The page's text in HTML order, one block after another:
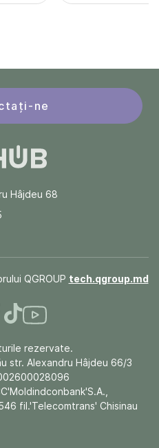
ne
Hâjdeu 68
QGROUP tech.qgroup.md
rezervate.
str. Alexandru Hâjdeu 66/3
fil.'Telecomtrans' Chisinau